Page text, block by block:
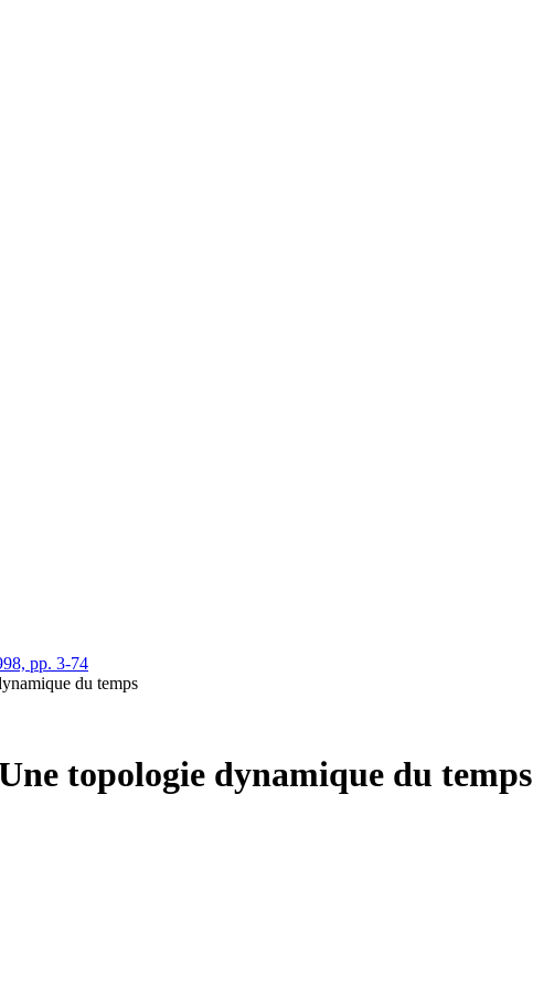
pp. 3-74
du temps
topologie dynamique du temps